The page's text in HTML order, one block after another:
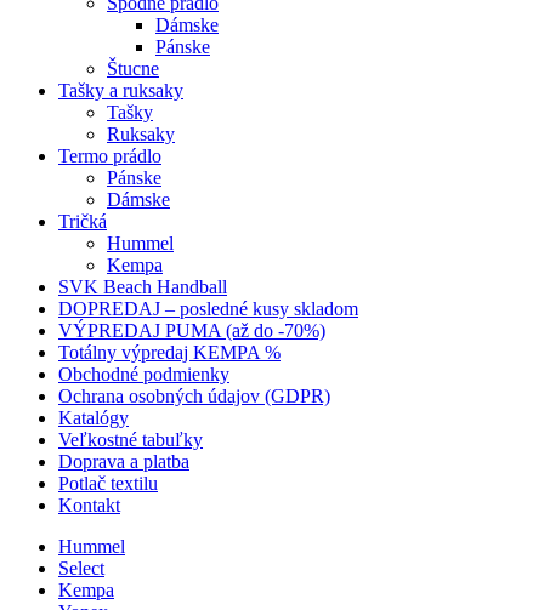
Dámske
Pánske
Štucne
Tašky a ruksaky
Tašky
Ruksaky
Termo prádlo
Pánske
Dámske
Tričká
Hummel
Kempa
SVK Beach Handball
DOPREDAJ – posledné kusy skladom
VÝPREDAJ PUMA (až do -70%)
Totálny výpredaj KEMPA %
Obchodné podmienky
Ochrana osobných údajov (GDPR)
Katalógy
Veľkostné tabuľky
Doprava a platba
Potlač textilu
Kontakt
Hummel
Select
Kempa